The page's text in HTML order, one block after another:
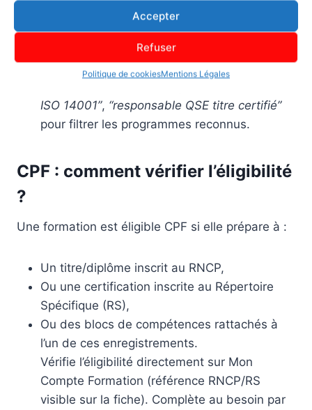
Accepter
Refuser
Politique de cookiesMentions Légales
modules ciblés (audits internes
9001/14001/45001, CSRD, achats
responsables, HACCP…).
Astuce recherche : combine des mots-clés
ISO 14001”, “responsable QSE titre certifié”
pour filtrer les programmes reconnus.
CPF : comment vérifier l’éligibilité
?
Une formation est éligible CPF si elle prépare à :
Un titre/diplôme inscrit au RNCP,
Ou une certification inscrite au Répertoire
Spécifique (RS),
Ou des blocs de compétences rattachés à
l’un de ces enregistrements.
Vérifie l’éligibilité directement sur Mon
Compte Formation (référence RNCP/RS
visible sur la fiche). Complète au besoin par